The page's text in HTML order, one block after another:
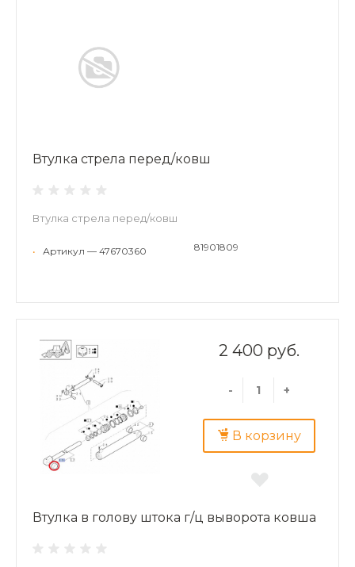
Втулка стрела перед/ковш
Втулка стрела перед/ковш
• Артикул — 47670360 81901809
2 400 руб.
- +
В корзину
Втулка в голову штока г/ц выворота ковша